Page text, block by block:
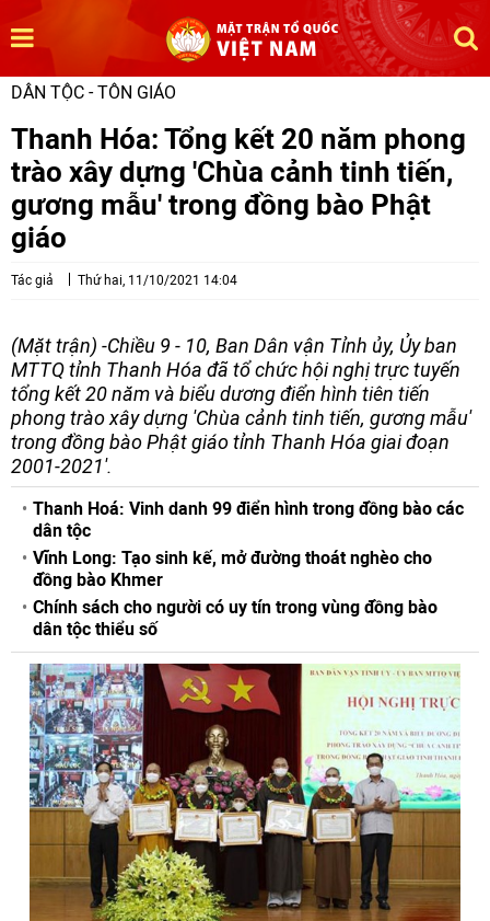
DÂN TỘC - TÔN GIÁO
Thanh Hóa: Tổng kết 20 năm phong
trào xây dựng 'Chùa cảnh tinh tiến,
gương mẫu' trong đồng bào Phật
giáo
Tác giả Thứ hai, 11/10/2021 14:04
(Mặt trận) -Chiều 9 - 10, Ban Dân vận Tỉnh ủy, Ủy ban
MTTQ tỉnh Thanh Hóa đã tổ chức hội nghị trực tuyến
tổng kết 20 năm và biểu dương điển hình tiên tiến
phong trào xây dựng 'Chùa cảnh tinh tiến, gương mẫu'
trong đồng bào Phật giáo tỉnh Thanh Hóa giai đoạn
2001-2021'.
Thanh Hoá: Vinh danh 99 điển hình trong đồng bào các
dân tộc
Vĩnh Long: Tạo sinh kế, mở đường thoát nghèo cho
đồng bào Khmer
Chính sách cho người có uy tín trong vùng đồng bào
dân tộc thiểu số